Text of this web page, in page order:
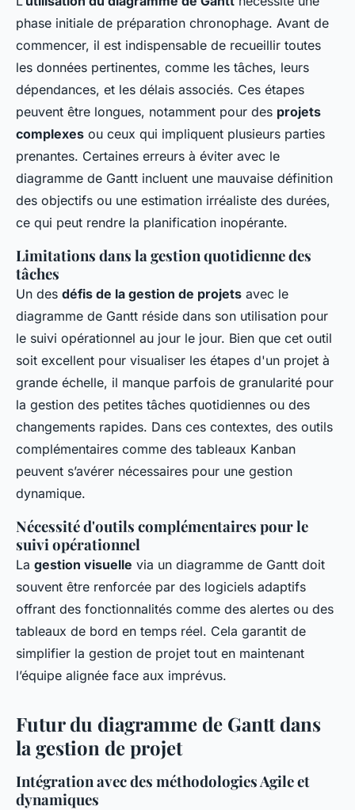
phase initiale de préparation chronophage. Avant de
commencer, il est indispensable de recueillir toutes
les données pertinentes, comme les tâches, leurs
dépendances, et les délais associés. Ces étapes
peuvent être longues, notamment pour des projets
complexes ou ceux qui impliquent plusieurs parties
prenantes. Certaines erreurs à éviter avec le
diagramme de Gantt incluent une mauvaise définition
des objectifs ou une estimation irréaliste des durées,
ce qui peut rendre la planification inopérante.
Limitations dans la gestion quotidienne des
tâches
Un des défis de la gestion de projets avec le
diagramme de Gantt réside dans son utilisation pour
le suivi opérationnel au jour le jour. Bien que cet outil
soit excellent pour visualiser les étapes d'un projet à
grande échelle, il manque parfois de granularité pour
la gestion des petites tâches quotidiennes ou des
changements rapides. Dans ces contextes, des outils
complémentaires comme des tableaux Kanban
peuvent s’avérer nécessaires pour une gestion
dynamique.
Nécessité d'outils complémentaires pour le
suivi opérationnel
La gestion visuelle via un diagramme de Gantt doit
souvent être renforcée par des logiciels adaptifs
offrant des fonctionnalités comme des alertes ou des
tableaux de bord en temps réel. Cela garantit de
simplifier la gestion de projet tout en maintenant
l’équipe alignée face aux imprévus.
Futur du diagramme de Gantt dans
la gestion de projet
Intégration avec des méthodologies Agile et
dynamiques